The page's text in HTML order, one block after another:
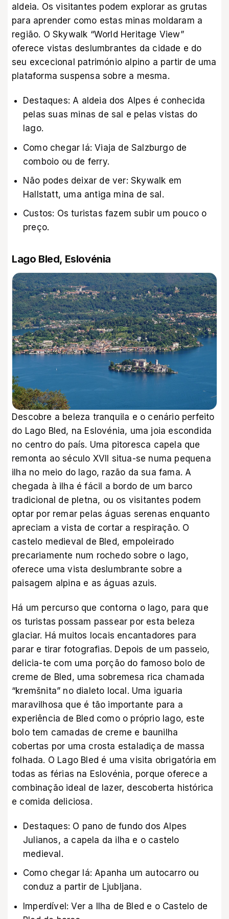
aldeia. Os visitantes podem explorar as grutas
para aprender como estas minas moldaram a
região. O Skywalk “World Heritage View”
oferece vistas deslumbrantes da cidade e do
seu excecional património alpino a partir de uma
plataforma suspensa sobre a mesma.
Destaques: A aldeia dos Alpes é conhecida
pelas suas minas de sal e pelas vistas do
lago.
Como chegar lá: Viaja de Salzburgo de
comboio ou de ferry.
Não podes deixar de ver: Skywalk em
Hallstatt, uma antiga mina de sal.
Custos: Os turistas fazem subir um pouco o
preço.
Lago Bled, Eslovénia
Descobre a beleza tranquila e o cenário perfeito
do Lago Bled, na Eslovénia, uma joia escondida
no centro do país. Uma pitoresca capela que
remonta ao século XVII situa-se numa pequena
ilha no meio do lago, razão da sua fama. A
chegada à ilha é fácil a bordo de um barco
tradicional de pletna, ou os visitantes podem
optar por remar pelas águas serenas enquanto
apreciam a vista de cortar a respiração. O
castelo medieval de Bled, empoleirado
precariamente num rochedo sobre o lago,
oferece uma vista deslumbrante sobre a
paisagem alpina e as águas azuis.
Há um percurso que contorna o lago, para que
os turistas possam passear por esta beleza
glaciar. Há muitos locais encantadores para
parar e tirar fotografias. Depois de um passeio,
delicia-te com uma porção do famoso bolo de
creme de Bled, uma sobremesa rica chamada
“kremšnita” no dialeto local. Uma iguaria
maravilhosa que é tão importante para a
experiência de Bled como o próprio lago, este
bolo tem camadas de creme e baunilha
cobertas por uma crosta estaladiça de massa
folhada. O Lago Bled é uma visita obrigatória em
todas as férias na Eslovénia, porque oferece a
combinação ideal de lazer, descoberta histórica
e comida deliciosa.
Destaques: O pano de fundo dos Alpes
Julianos, a capela da ilha e o castelo
medieval.
Como chegar lá: Apanha um autocarro ou
conduz a partir de Ljubljana.
Imperdível: Ver a Ilha de Bled e o Castelo de